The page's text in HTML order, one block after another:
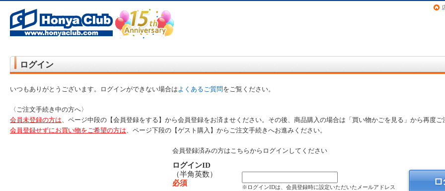
ログイン
いつもありがとうございます。ログインができない場合はよくあるご質問をご覧ください。
〈ご注文手続き中の方へ〉
会員未登録の方は、ページ中段の【会員登録をする】から会員登録をお済ませください。その後、商品購入の場合は「買い物かごを見る」から再度ご
会員登録せずにお買い物をご希望の方は、ページ下段の【ゲスト購入】からご注文手続きへお進みください。
会員登録済みの方はこちらからログインしてください
ログインID
（半角英数）
必須
※ログインIDは、会員登録時に設定いただいたメールアドレス